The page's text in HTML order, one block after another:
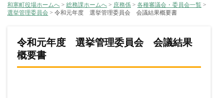
和寒町役場ホームへ > 総務課ホームへ > 庶務係 > 各種審議会・委員会一覧 >
選挙管理委員会 > 令和元年度 選挙管理委員会 会議結果概要書
令和元年度 選挙管理委員会 会議結果
概要書